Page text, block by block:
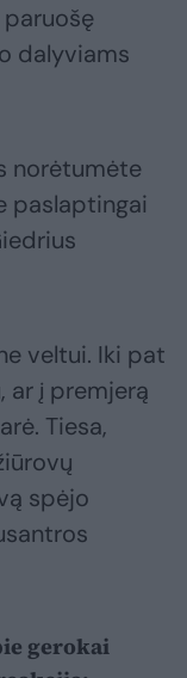
dalyviams
norėtumėte
paslaptingai
veltui. Iki pat
ar į premjerą
Tiesa,
spėjo
gerokai